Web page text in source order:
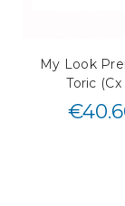
My Look
Toric (Cx
€